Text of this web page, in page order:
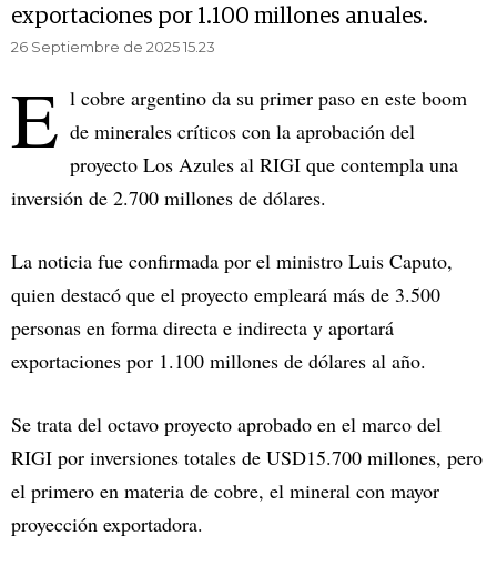
exportaciones por 1.100 millones anuales.
26 Septiembre de 2025 15.23
E l cobre argentino da su primer paso en este boom
de minerales críticos con la aprobación del
proyecto Los Azules al RIGI que contempla una
inversión de 2.700 millones de dólares.
La noticia fue confirmada por el ministro Luis Caputo,
quien destacó que el proyecto empleará más de 3.500
personas en forma directa e indirecta y aportará
exportaciones por 1.100 millones de dólares al año.
Se trata del octavo proyecto aprobado en el marco del
RIGI por inversiones totales de USD15.700 millones, pero
el primero en materia de cobre, el mineral con mayor
proyección exportadora.